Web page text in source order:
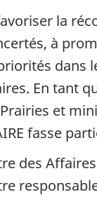
la
à
En tant
et
fasse
des